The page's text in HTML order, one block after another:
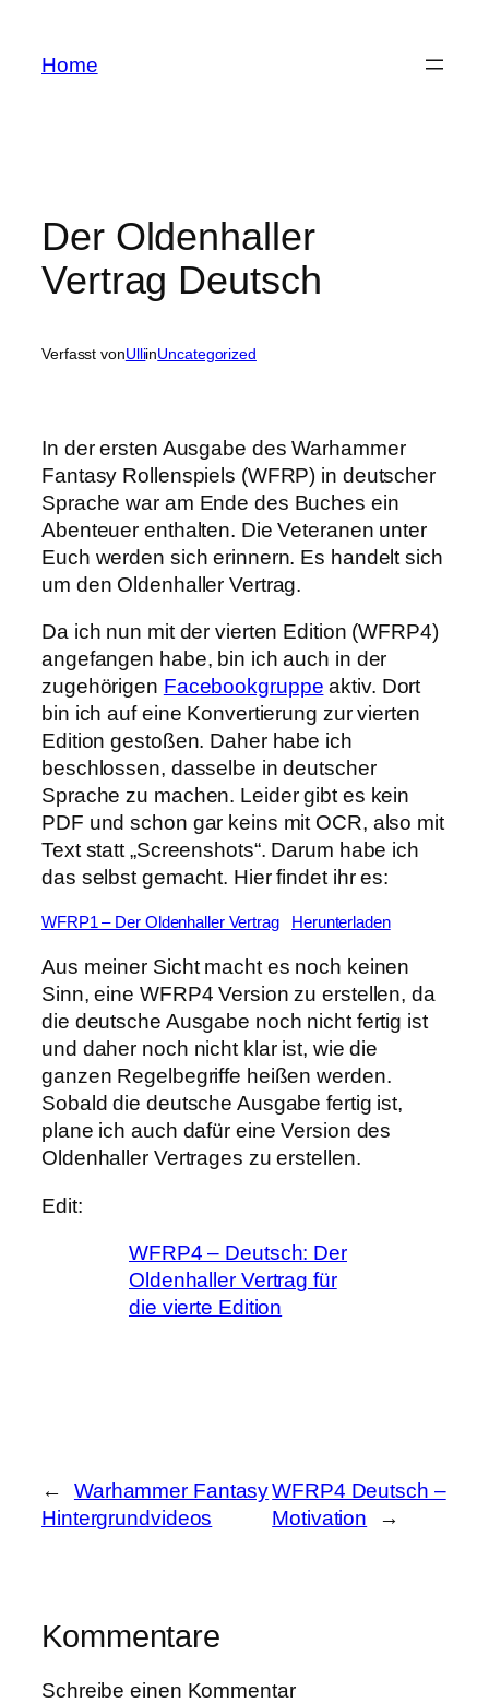
springen
Home
Der Oldenhaller
Vertrag Deutsch
Verfasst vonUlliinUncategorized
In der ersten Ausgabe des Warhammer
Fantasy Rollenspiels (WFRP) in deutscher
Sprache war am Ende des Buches ein
Abenteuer enthalten. Die Veteranen unter
Euch werden sich erinnern. Es handelt sich
um den Oldenhaller Vertrag.
Da ich nun mit der vierten Edition (WFRP4)
angefangen habe, bin ich auch in der
zugehörigen Facebookgruppe aktiv. Dort
bin ich auf eine Konvertierung zur vierten
Edition gestoßen. Daher habe ich
beschlossen, dasselbe in deutscher
Sprache zu machen. Leider gibt es kein
PDF und schon gar keins mit OCR, also mit
Text statt „Screenshots“. Darum habe ich
das selbst gemacht. Hier findet ihr es:
WFRP1 – Der Oldenhaller Vertrag Herunterladen
Aus meiner Sicht macht es noch keinen
Sinn, eine WFRP4 Version zu erstellen, da
die deutsche Ausgabe noch nicht fertig ist
und daher noch nicht klar ist, wie die
ganzen Regelbegriffe heißen werden.
Sobald die deutsche Ausgabe fertig ist,
plane ich auch dafür eine Version des
Oldenhaller Vertrages zu erstellen.
Edit:
WFRP4 – Deutsch: Der
Oldenhaller Vertrag für
die vierte Edition
←
Warhammer Fantasy
Hintergrundvideos
WFRP4 Deutsch –
Motivation
→
Kommentare
Schreibe einen Kommentar